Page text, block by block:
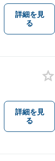
詳細を見
る
詳細を見
る